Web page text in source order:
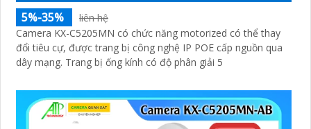
5%-35%
liên hệ
Camera KX-C5205MN có chức năng motorized có thể thay
đổi tiêu cự, được trang bị công nghệ IP POE cấp nguồn qua
dây mạng. Trang bị ống kính có độ phân giải 5